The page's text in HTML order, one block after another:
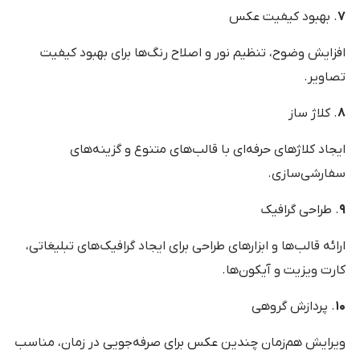
۷. بهبود کیفیت عکس
افزایش وضوح، تنظیم نور و اصلاح رنگ‌ها برای بهبود کیفیت
تصاویر.
۸. کلاژ ساز
ایجاد کلاژهای حرفه‌ای با قالب‌های متنوع و گزینه‌های
سفارشی‌سازی.
۹. طراحی گرافیک
ارائه قالب‌ها و ابزارهای طراحی برای ایجاد گرافیک‌های تبلیغاتی،
کارت ویزیت و آیکون‌ها.
۱۰. پردازش گروهی
ویرایش هم‌زمان چندین عکس برای صرفه‌جویی در زمان، مناسب